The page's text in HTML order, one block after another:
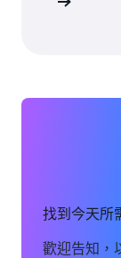
找到今天所
歡迎告知，